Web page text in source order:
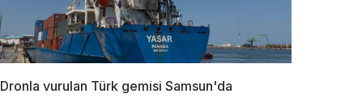
Dronla vurulan Türk gemisi Samsun'da